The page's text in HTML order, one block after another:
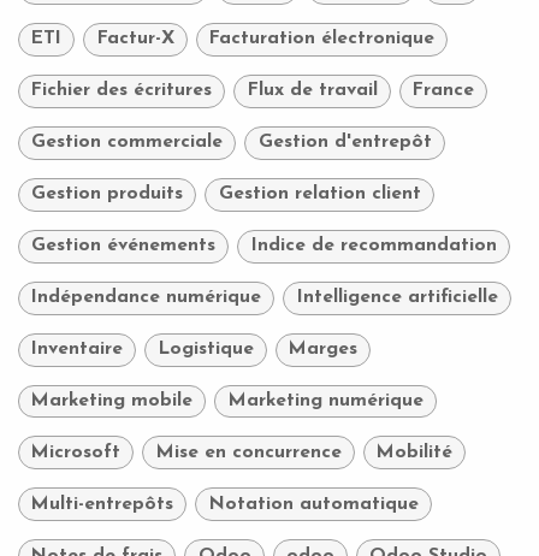
ETI Factur-X Facturation électronique
Fichier des écritures Flux de travail France
Gestion commerciale Gestion d'entrepôt
Gestion produits Gestion relation client
Gestion événements Indice de recommandation
Indépendance numérique Intelligence artificielle
Inventaire Logistique Marges
Marketing mobile Marketing numérique
Microsoft Mise en concurrence Mobilité
Multi-entrepôts Notation automatique